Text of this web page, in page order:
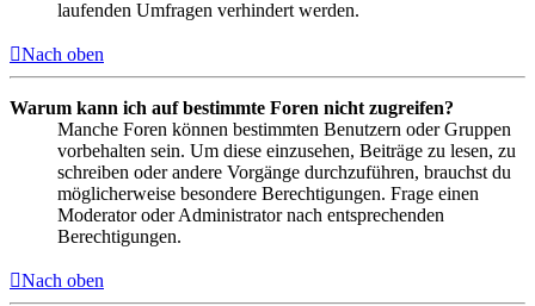
laufenden Umfragen verhindert werden.
Nach oben
Warum kann ich auf bestimmte Foren nicht zugreifen?
Manche Foren können bestimmten Benutzern oder Gruppen
vorbehalten sein. Um diese einzusehen, Beiträge zu lesen, zu
schreiben oder andere Vorgänge durchzuführen, brauchst du
möglicherweise besondere Berechtigungen. Frage einen
Moderator oder Administrator nach entsprechenden
Berechtigungen.
Nach oben